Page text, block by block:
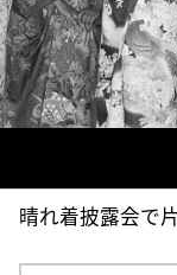
晴れ着披露会で